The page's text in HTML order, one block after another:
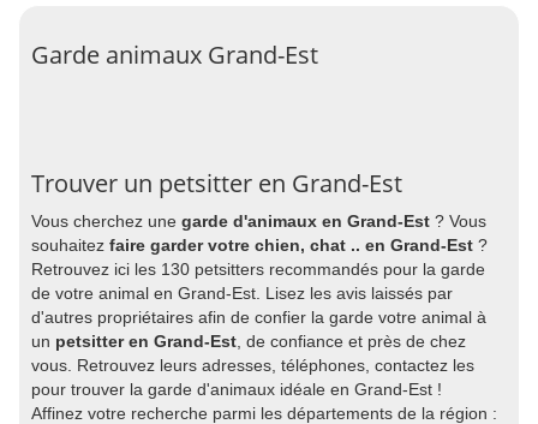
Garde animaux Grand-Est
Trouver un petsitter en Grand-Est
Vous cherchez une garde d'animaux en Grand-Est ? Vous
souhaitez faire garder votre chien, chat .. en Grand-Est ?
Retrouvez ici les 130 petsitters recommandés pour la garde
de votre animal en Grand-Est. Lisez les avis laissés par
d'autres propriétaires afin de confier la garde votre animal à
un petsitter en Grand-Est , de confiance et près de chez
vous. Retrouvez leurs adresses, téléphones, contactez les
pour trouver la garde d'animaux idéale en Grand-Est !
Affinez votre recherche parmi les départements de la région :